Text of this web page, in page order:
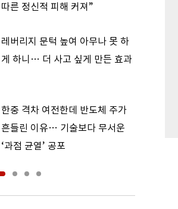
따른 정신적 피해 커져”
레버리지 문턱 높여 아무나 못 하
게 하니… 더 사고 싶게 만든 효과
한중 격차 여전한데 반도체 주가
흔들린 이유… 기술보다 무서운
‘과점 균열’ 공포